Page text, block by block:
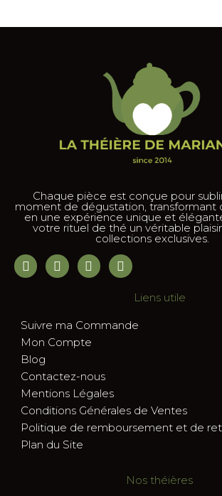
Chaque pièce est conçue pour
moment de dégustation, transformant
en une expérience unique et
votre rituel de thé un véritable
collections exclusives.
Liens utile
Suivre ma Commande
Mon Compte
Blog
Contactez-nous
Mentions Légales
Conditions Générales de Ventes
Politique de remboursement et de
Plan du Site
Nos théières